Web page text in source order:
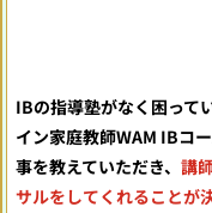
IBの指導塾がなく困って
イン家庭教師WAM IBコ
事を教えていただき、 講
サルをしてくれることが